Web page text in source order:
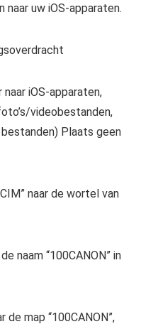
uw iOS-apparaten.
iOS-apparaten,
videobestanden,
Plaats geen
naar de wortel van
naam “100CANON” in
de map “100CANON”,